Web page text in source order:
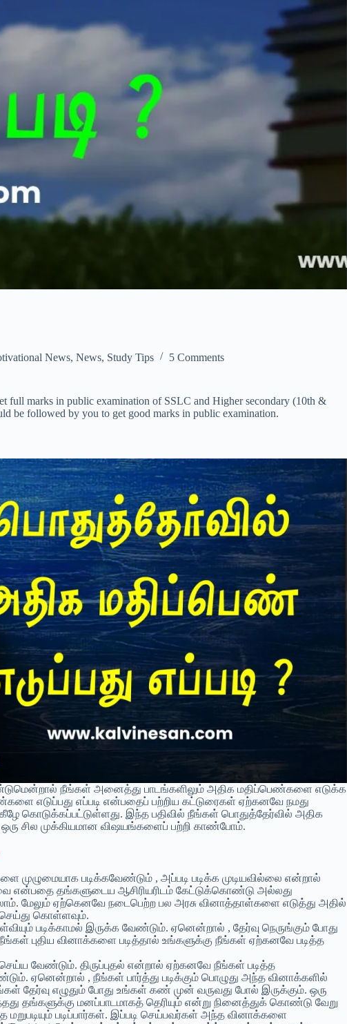
News, News, Study Tips 5 Comments
full marks in public examination of SSLC and Higher secondary (10th &
be followed by you to get good marks in public examination.
நீங்கள் அனைத்து பாடங்களிலும் அதிக மதிப்பெண்களை எடுக்க
எடுப்பது எப்படி என்பதைப் பற்றிய கட்டுரைகள் ஏற்கனவே நமது
கொடுக்கப்பட்டுள்ளது. இந்த பதிவில் நீங்கள் பொதுத்தேர்வில் அதிக
சில முக்கியமான விஷயங்களைப் பற்றி காண்போம்.
முழுமையாக படிக்கவேண்டும் , அப்படி படிக்க முடியவில்லை என்றால்
என்பதை தங்களுடைய ஆசிரியரிடம் கேட்டுக்கொண்டு அல்லது
மேலும் ஏற்கெனவே நடைபெற்ற பல அரசு வினாத்தாள்களை எடுத்து அதில்
கொள்ளவும்.
படிக்காமல் இருக்க வேண்டும். ஏனென்றால் , தேர்வு நெருங்கும் போது
புதிய வினாக்களை படித்தால் உங்களுக்கு நீங்கள் ஏற்கனவே படித்த
செய்ய வேண்டும். திருப்புதல் என்றால் ஏற்கனவே நீங்கள் படித்த
ஏனென்றால் , நீங்கள் பார்த்து படிக்கும் பொழுது அந்த வினாக்களில்
தேர்வு எழுதும் போது உங்கள் கண் முன் வருவது போல் இருக்கும். ஒரு
தங்களுக்கு மனப்பாடமாகத் தெரியும் என்று நினைத்துக் கொண்டு வேறு
படிப்பார்கள். இப்படி செய்பவர்கள் அந்த வினாக்களை